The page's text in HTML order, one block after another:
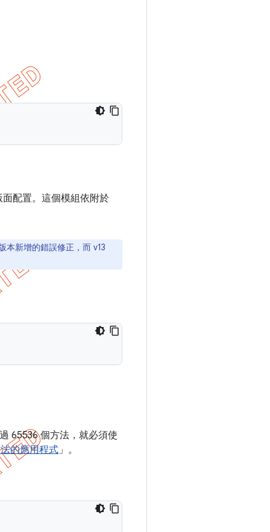
配置。這個模組依附於
本新增的錯誤修正，而 v13
65536 個方法，就必須使
的應用程式」。